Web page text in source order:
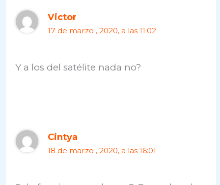
Victor
17 de marzo , 2020, a las 11:02
Y a los del satélite nada no?
Cintya
18 de marzo , 2020, a las 16:01